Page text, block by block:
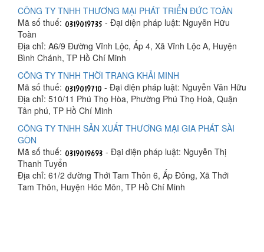
CÔNG TY TNHH THƯƠNG MẠI PHÁT TRIỂN ĐỨC TOÀN
Mã số thuế:
- Đại diện pháp luật: Nguyễn Hữu
Toàn
Địa chỉ: A6/9 Đường Vĩnh Lộc, Ấp 4, Xã Vĩnh Lộc A, Huyện
Bình Chánh, TP Hồ Chí Minh
CÔNG TY TNHH THỜI TRANG KHẢI MINH
Mã số thuế:
- Đại diện pháp luật: Nguyễn Văn Hữu
Địa chỉ: 510/11 Phú Thọ Hòa, Phường Phú Thọ Hoà, Quận
Tân phú, TP Hồ Chí Minh
CÔNG TY TNHH SẢN XUẤT THƯƠNG MẠI GIA PHÁT SÀI
GÒN
Mã số thuế:
- Đại diện pháp luật: Nguyễn Thị
Thanh Tuyển
Địa chỉ: 61/2 đường Thới Tam Thôn 6, Ấp Đông, Xã Thới
Tam Thôn, Huyện Hóc Môn, TP Hồ Chí Minh